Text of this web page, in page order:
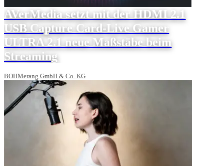
AVerMedia setzt mit der HDMI 2.1
USB Capture Card-Live Gamer
ULTRA 2.1 neue Maßstäbe beim
Streaming
BOHMerang GmbH & Co. KG